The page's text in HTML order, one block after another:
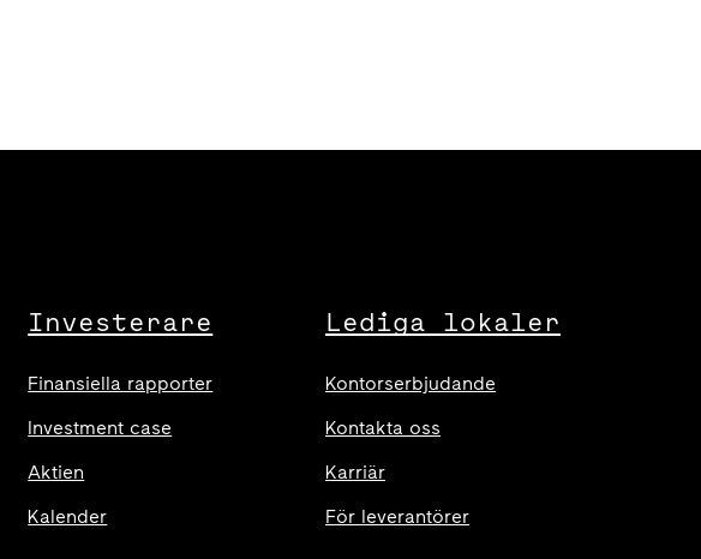
Investerare
Finansiella rapporter
Investment case
Aktien
Kalender
Lediga lokaler
Kontorserbjudande
Kontakta oss
Karriär
För leverantörer